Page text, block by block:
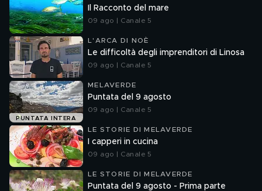
Il Racconto del mare
09 ago | Canale 5
L'ARCA DI NOÈ
Le difficoltà degli imprenditori di Linosa
09 ago | Canale 5
PUNTATA INTERA
MELAVERDE
Puntata del 9 agosto
09 ago | Canale 5
LE STORIE DI MELAVERDE
I capperi in cucina
09 ago | Canale 5
LE STORIE DI MELAVERDE
Puntata del 9 agosto - Prima parte